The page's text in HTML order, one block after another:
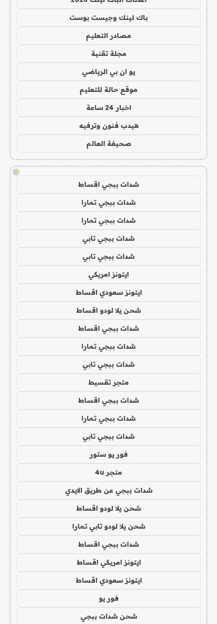
باك لينك وجيست بوست
مصادر التعليم
مجلة تقنية
يو ان بي الرياضي
موقع حالة للتعليم
اخبار 24 ساعة
هيدب فنون وترفيه
صحيفة العالم
!
شدات ببجي اقساط
شدات ببجي تمارا
شدات ببجي تمارا
شدات ببجي تابي
شدات ببجي تابي
ايتونز امريكي
ايتونز سعودي اقساط
شحن يلا لودو اقساط
شدات ببجي اقساط
شدات ببجي تمارا
شدات ببجي تابي
متجر تقسيط
شدات ببجي اقساط
شدات ببجي تمارا
شدات ببجي تابي
فور يو ستور
متجر 4u
شدات ببجي عن طريق الايدي
شحن يلا لودو اقساط
شحن يلا لودو تابي تمارا
شدات ببجي اقساط
ايتونز امريكي اقساط
ايتونز سعودي اقساط
فور يو
شحن شدات ببجي